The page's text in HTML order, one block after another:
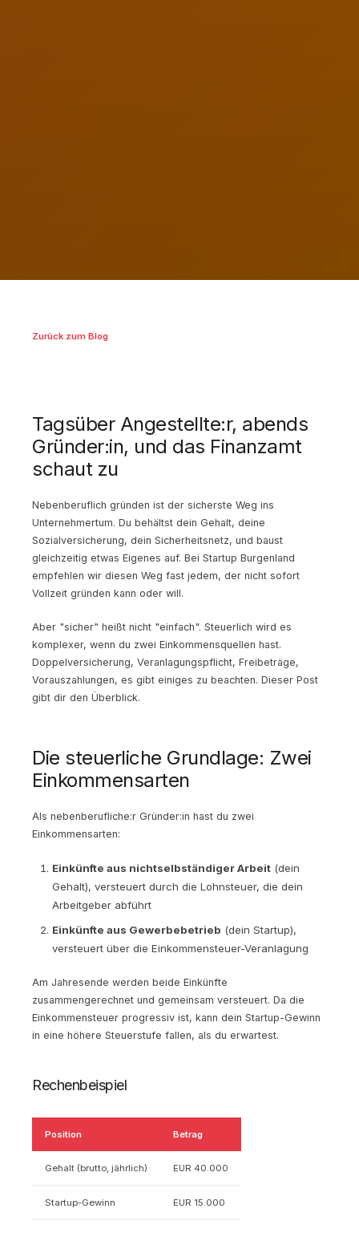
Zurück zum Blog
Tagsüber Angestellte:r, abends
Gründer:in, und das Finanzamt
schaut zu
Nebenberuflich gründen ist der sicherste Weg ins
Unternehmertum. Du behältst dein Gehalt, deine
Sozialversicherung, dein Sicherheitsnetz, und baust
gleichzeitig etwas Eigenes auf. Bei Startup Burgenland
empfehlen wir diesen Weg fast jedem, der nicht sofort
Vollzeit gründen kann oder will.
Aber "sicher" heißt nicht "einfach". Steuerlich wird es
komplexer, wenn du zwei Einkommensquellen hast.
Doppelversicherung, Veranlagungspflicht, Freibeträge,
Vorauszahlungen, es gibt einiges zu beachten. Dieser Post
gibt dir den Überblick.
Die steuerliche Grundlage: Zwei
Einkommensarten
Als nebenberufliche:r Gründer:in hast du zwei
Einkommensarten:
Einkünfte aus nichtselbständiger Arbeit (dein
Gehalt), versteuert durch die Lohnsteuer, die dein
Arbeitgeber abführt
Einkünfte aus Gewerbebetrieb (dein Startup),
versteuert über die Einkommensteuer-Veranlagung
Am Jahresende werden beide Einkünfte
zusammengerechnet und gemeinsam versteuert. Da die
Einkommensteuer progressiv ist, kann dein Startup-Gewinn
in eine höhere Steuerstufe fallen, als du erwartest.
Rechenbeispiel
Position Betrag
Gehalt (brutto, jährlich) EUR 40.000
Startup-Gewinn EUR 15.000